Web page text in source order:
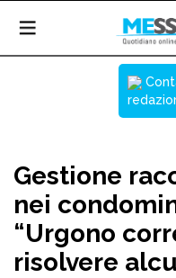
Gestione
nei
“Urgono
risolvere